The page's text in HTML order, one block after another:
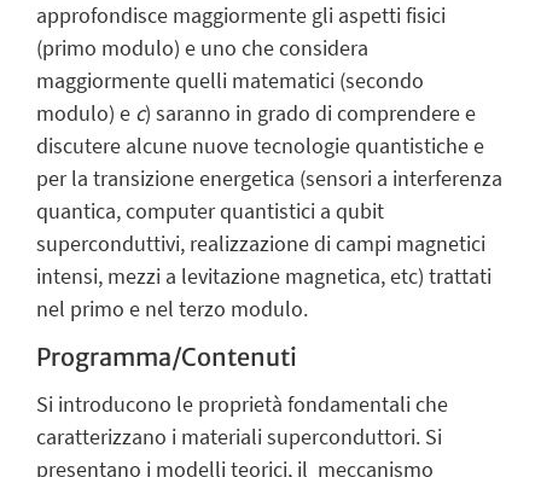
approfondisce maggiormente gli aspetti fisici
(primo modulo) e uno che considera
maggiormente quelli matematici (secondo
modulo) e c) saranno in grado di comprendere e
discutere alcune nuove tecnologie quantistiche e
per la transizione energetica (sensori a interferenza
quantica, computer quantistici a qubit
superconduttivi, realizzazione di campi magnetici
intensi, mezzi a levitazione magnetica, etc) trattati
nel primo e nel terzo modulo.
Programma/Contenuti
Si introducono le proprietà fondamentali che
caratterizzano i materiali superconduttori. Si
presentano i modelli teorici, il meccanismo